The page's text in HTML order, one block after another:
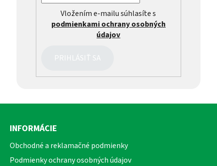
Vložením e-mailu súhlasíte s
podmienkami ochrany osobných
údajov
PRIHLÁSIŤ SA
Z
INFORMÁCIE
Obchodné a reklamačné podmienky
Podmienky ochrany osobných údajov